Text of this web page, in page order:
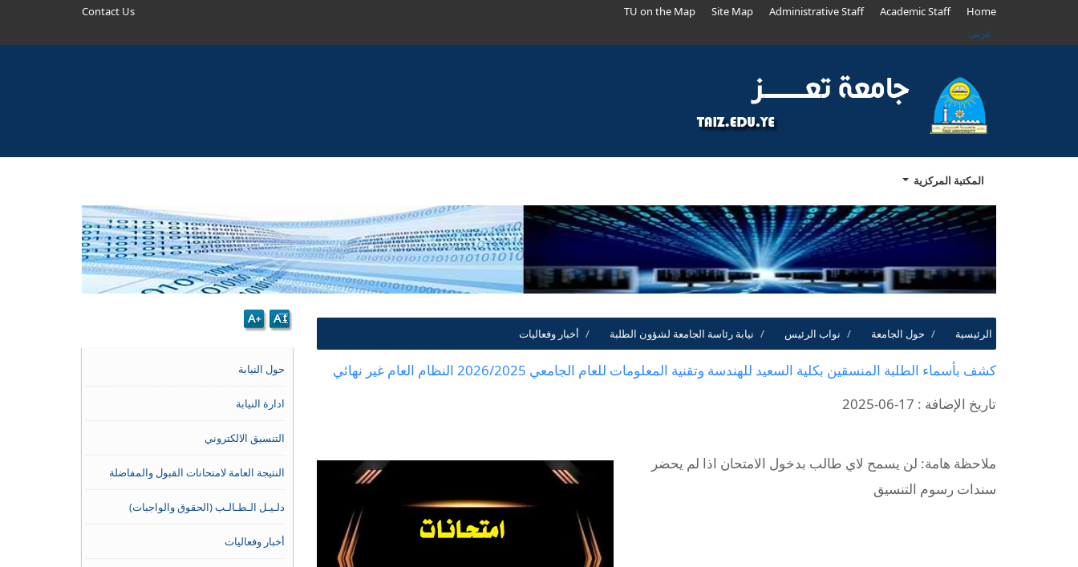
Home
Academic Staff
Administrative Staff
Site Map
TU on the Map
Contact Us
عربي
المكتبة المركزية
الرئيسية حول الجامعة نواب الرئيس نيابة رئاسة الجامعة لشؤون الطلبة أخبار وفعاليات
كشف بأسماء الطلبة المنسقين بكلية السعيد للهندسة وتقنية المعلومات للعام الجامعي 2026/2025 النظام العام غير نهائي
تاريخ الإضافة : 17-06-2025
ملاحظة هامة: لن يسمح لاي طالب بدخول الامتحان اذا لم يحضر
سندات رسوم التنسيق
حول النيابة
ادارة النيابة
التنسيق الالكتروني
النتيجة العامة لامتحانات القبول والمفاضلة
دلـيـل الـطـالـب (الحقوق والواجبات)
أخبار وفعاليات